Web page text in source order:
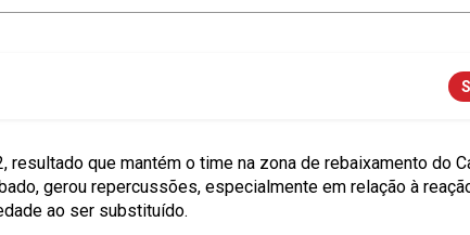
resultado que mantém o time na zona de rebaixamento do
gerou repercussões, especialmente em relação à
ao ser substituído.